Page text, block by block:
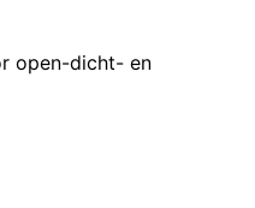
open-dicht- en